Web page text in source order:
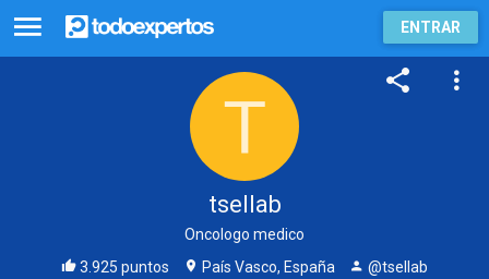
ENTRAR
tsellab
Oncologo medico
3.925 puntos
País Vasco, España
@tsellab